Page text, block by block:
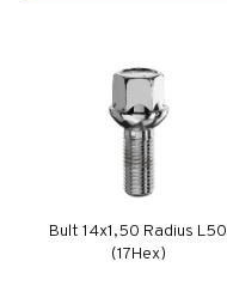
Bult 14x1,50 Radius L50
(17Hex)